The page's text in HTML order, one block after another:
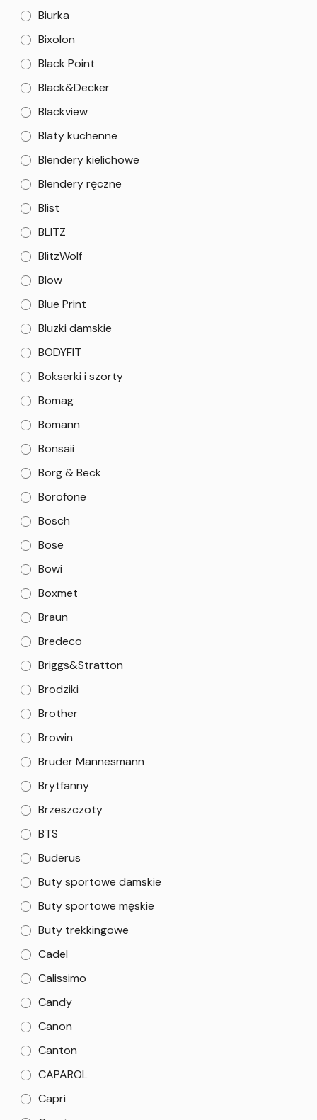
Biurka
Bixolon
Black Point
Black&Decker
Blackview
Blaty kuchenne
Blendery kielichowe
Blendery ręczne
Blist
BLITZ
BlitzWolf
Blow
Blue Print
Bluzki damskie
BODYFIT
Bokserki i szorty
Bomag
Bomann
Bonsaii
Borg & Beck
Borofone
Bosch
Bose
Bowi
Boxmet
Braun
Bredeco
Briggs&Stratton
Brodziki
Brother
Browin
Bruder Mannesmann
Brytfanny
Brzeszczoty
BTS
Buderus
Buty sportowe damskie
Buty sportowe męskie
Buty trekkingowe
Cadel
Calissimo
Candy
Canon
Canton
CAPAROL
Capri